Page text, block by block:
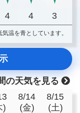
4 4 3
温を青としています。
の天気を見る
)
8/14
(金)
8/15
(土)